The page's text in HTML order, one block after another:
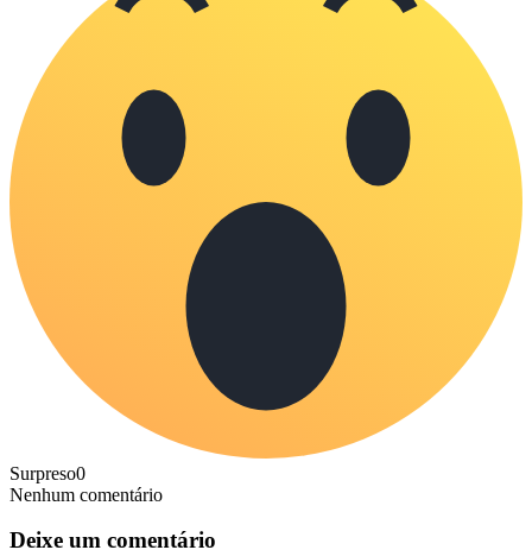
Surpreso0
Nenhum comentário
Deixe um comentário